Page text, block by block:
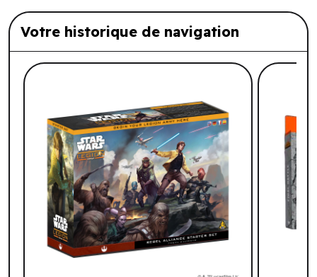
Votre historique de navigation
Liste de produits suggérés: Votre